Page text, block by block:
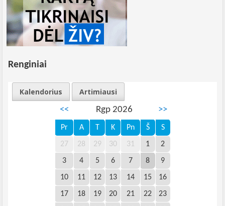
Renginiai
Kalendorius
Artimiausi
<<
Rgp 2026 >>
Pr A T K Pn Š S
27 28 29 30 31 1 2
3 4 5 6 7 8 9
10 11 12 13 14 15 16
17 18 19 20 21 22 23